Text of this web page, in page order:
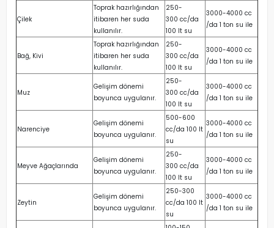
Çilek
Toprak hazırlığından
itibaren her suda
kullanılır.
250-
300 cc/da
100 lt su
3000-4000 cc
/da 1 ton su ile
Bağ, Kivi
Toprak hazırlığından
itibaren her suda
kullanılır.
250-
300 cc/da
100 lt su
3000-4000 cc
/da 1 ton su ile
Muz
Gelişim dönemi
boyunca uygulanır.
250-
300 cc/da
100 lt su
3000-4000 cc
/da 1 ton su ile
Narenciye
Gelişim dönemi
boyunca uygulanır.
500-600
cc/da 100 lt
su
3000-4000 cc
/da 1 ton su ile
Meyve Ağaçlarında
Gelişim dönemi
boyunca uygulanır.
250-
300 cc/da
100 lt su
3000-4000 cc
/da 1 ton su ile
Zeytin
Gelişim dönemi
boyunca uygulanır.
250-300
cc/da 100 lt
su
3000-4000 cc
/da 1 ton su ile